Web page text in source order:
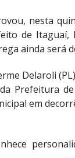
nesta
de Itaguaí,
ainda será
Delaroli
Prefeitura
em